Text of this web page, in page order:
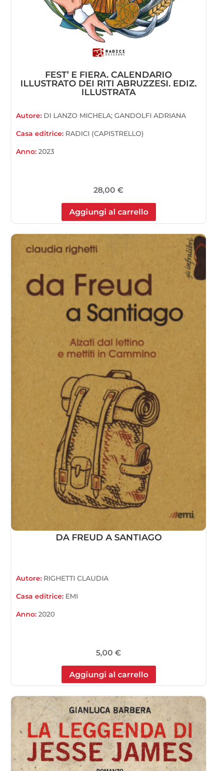
FEST’ E FIERA. CALENDARIO
ILLUSTRATO DEI RITI ABRUZZESI. EDIZ.
ILLUSTRATA
Autore: DI LANZO MICHELA; GANDOLFI ADRIANA
Casa editrice: RADICI (CAPISTRELLO)
Anno:2023
28,00 €
Aggiungi al carrello
DA FREUD A SANTIAGO
Autore: RIGHETTI CLAUDIA
Casa editrice: EMI
Anno:2020
5,00 €
Aggiungi al carrello